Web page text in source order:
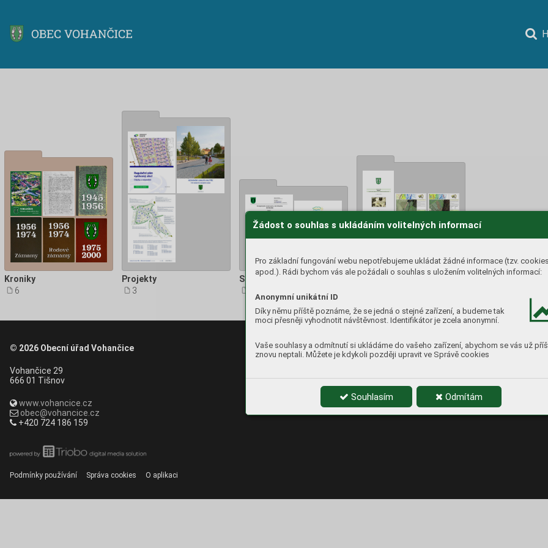
Žádost o souhlas s ukládáním volitelných informací
Pro základní fungování webu nepotřebujeme ukládat žádné informace (tzv. cookies
apod.). Rádi bychom vás ale požádali o souhlas s uložením volitelných informací:
Anonymní unikátní ID
Díky němu příště poznáme, že se jedná o stejné zařízení, a budeme tak
moci přesněji vyhodnotit návštěvnost. Identifikátor je zcela anonymní.
Vaše souhlasy a odmítnutí si ukládáme do vašeho zařízení, abychom se vás už
znovu neptali. Můžete je kdykoli později upravit ve Správě cookies
Souhlasím Odmítám
Kroniky
6
Projekty
3
Strategické plány
Krajinný plán
Informace pro
© 2026 Obecní úřad Vohančice
Vohančice 29
666 01 Tišnov
www.vohancice.cz
obec@vohancice.cz
+420 724 186 159
Podmínky používání Správa cookies O aplikaci